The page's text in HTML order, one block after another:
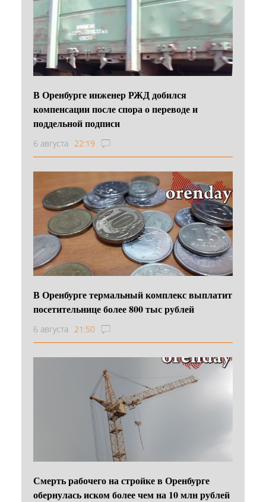
В Оренбурге инженер РЖД добился
компенсации после спора о переводе и
поддельной подписи
6 августа 22:19
В Оренбурге термальный комплекс выплатит
посетительнице более 800 тыс рублей
6 августа 21:50
Смерть рабочего на стройке в Оренбурге
обернулась иском более чем на 10 млн рублей